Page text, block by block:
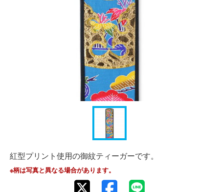
紅型プリント使用の御紋ティーガーです。
※柄は写真と異なる場合があります。